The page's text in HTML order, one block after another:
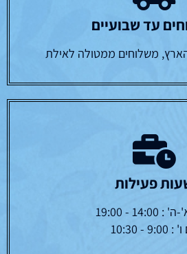
עד שבועיים
משלוחים ממטולה לאילת
פעילות
- 19:00
- 10:30